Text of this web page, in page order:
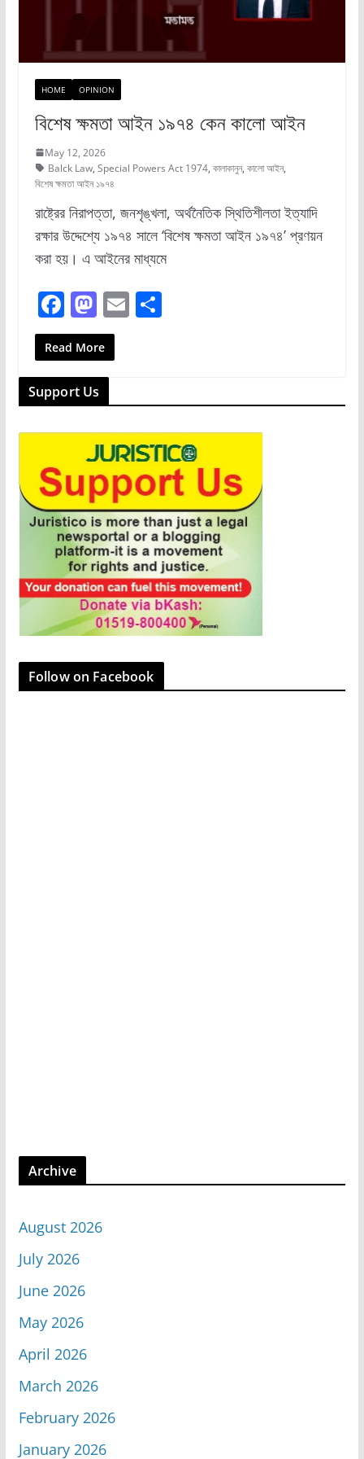
HOME OPINION
বিশেষ ক্ষমতা আইন ১৯৭৪ কেন কালো আইন
May 12, 2026
Balck Law, Special Powers Act 1974, কালাকানুন, কালো আইন,
বিশেষ ক্ষমতা আইন ১৯৭৪
রাষ্ট্রের নিরাপত্তা, জনশৃঙ্খলা, অর্থনৈতিক স্থিতিশীলতা ইত্যাদি
রক্ষার উদ্দেশ্যে ১৯৭৪ সালে ‘বিশেষ ক্ষমতা আইন ১৯৭৪’ প্রণয়ন
করা হয়। ‎এ আইনের মাধ্যমে
F
a
c
e
b
o
k
M
a
st
o
d
o
n
E S
Read More
Support Us
Follow on Facebook
Archive
August 2026
July 2026
June 2026
May 2026
April 2026
March 2026
February 2026
January 2026